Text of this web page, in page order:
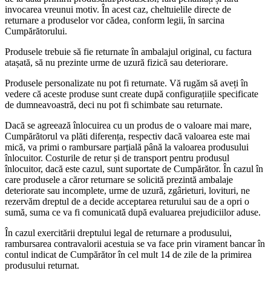
invocarea vreunui motiv. În acest caz, cheltuielile directe de
returnare a produselor vor cădea, conform legii, în sarcina
Cumpărătorului.
Produsele trebuie să fie returnate în ambalajul original, cu factura
atașată, să nu prezinte urme de uzură fizică sau deteriorare.
Produsele personalizate nu pot fi returnate. Vă rugăm să aveți în
vedere că aceste produse sunt create după configurațiile specificate
de dumneavoastră, deci nu pot fi schimbate sau returnate.
Dacă se agreează înlocuirea cu un produs de o valoare mai mare,
Cumpărătorul va plăti diferența, respectiv dacă valoarea este mai
mică, va primi o rambursare parțială până la valoarea produsului
înlocuitor. Costurile de retur și de transport pentru produsul
înlocuitor, dacă este cazul, sunt suportate de Cumpărător. În cazul în
care produsele a căror returnare se solicită prezintă ambalaje
deteriorate sau incomplete, urme de uzură, zgârieturi, lovituri, ne
rezervăm dreptul de a decide acceptarea returului sau de a opri o
sumă, suma ce va fi comunicată după evaluarea prejudiciilor aduse.
În cazul exercitării dreptului legal de returnare a produsului,
rambursarea contravalorii acestuia se va face prin virament bancar în
contul indicat de Cumpărător în cel mult 14 de zile de la primirea
produsului returnat.